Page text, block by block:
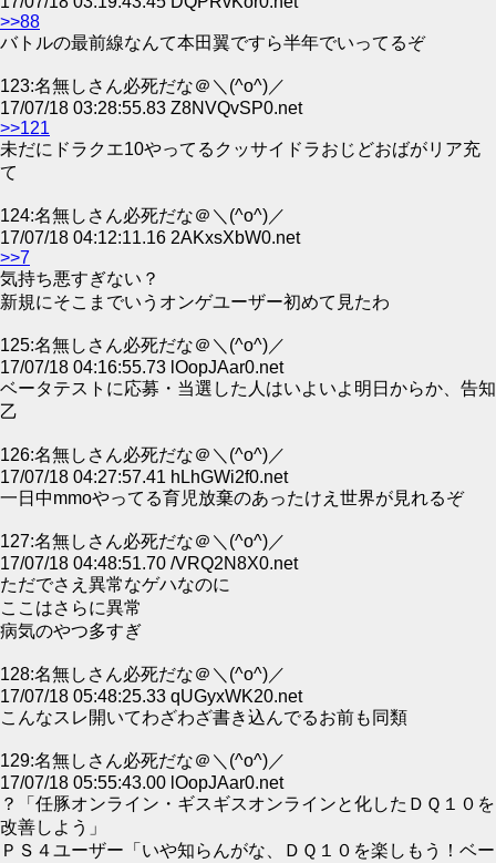
>>88
バトルの最前線なんて本田翼ですら半年でいってるぞ
123:名無しさん必死だな＠＼(^o^)／
17/07/18 03:28:55.83 Z8NVQvSP0.net
>>121
未だにドラクエ10やってるクッサイドラおじどおばがリア充
て
124:名無しさん必死だな＠＼(^o^)／
17/07/18 04:12:11.16 2AKxsXbW0.net
>>7
気持ち悪すぎない？
新規にそこまでいうオンゲユーザー初めて見たわ
125:名無しさん必死だな＠＼(^o^)／
17/07/18 04:16:55.73 lOopJAar0.net
ベータテストに応募・当選した人はいよいよ明日からか、告知
乙
126:名無しさん必死だな＠＼(^o^)／
17/07/18 04:27:57.41 hLhGWi2f0.net
一日中mmoやってる育児放棄のあったけえ世界が見れるぞ
127:名無しさん必死だな＠＼(^o^)／
17/07/18 04:48:51.70 /VRQ2N8X0.net
ただでさえ異常なゲハなのに
ここはさらに異常
病気のやつ多すぎ
128:名無しさん必死だな＠＼(^o^)／
17/07/18 05:48:25.33 qUGyxWK20.net
こんなスレ開いてわざわざ書き込んでるお前も同類
129:名無しさん必死だな＠＼(^o^)／
17/07/18 05:55:43.00 lOopJAar0.net
？「任豚オンライン・ギスギスオンラインと化したＤＱ１０を
改善しよう」
ＰＳ４ユーザー「いや知らんがな、ＤＱ１０を楽しもう！ベー